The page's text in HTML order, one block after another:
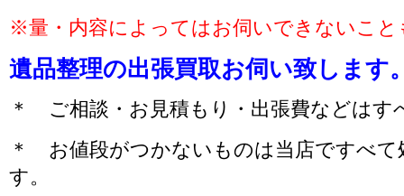
※量・内容によってはお伺いできないこと
遺品整理の出張買取お伺い致します
＊ ご相談・お見積もり・出張費などはす
＊ お値段がつかないものは当店ですべて
す。